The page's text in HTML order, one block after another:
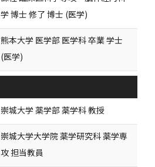
学 博士 修了 博士 (医学)
熊本大学 医学部 医学科 卒業 学士
(医学)
崇城大学 薬学部 薬学科 教授
崇城大学大学院 薬学研究科 薬学専
攻 担当教員